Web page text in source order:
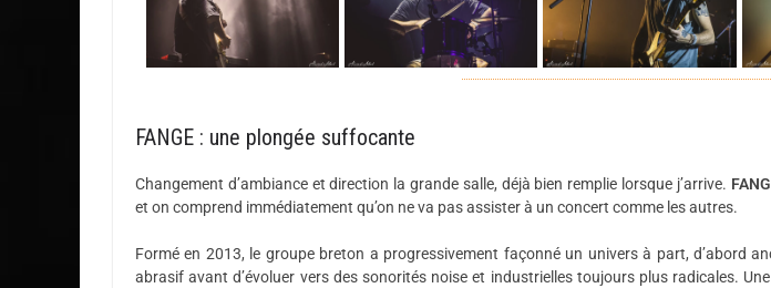
FANGE : une plongée suffocante
Changement d’ambiance et direction la grande salle, déjà bien remplie lorsque j’arrive.
et on comprend immédiatement qu’on ne va pas assister à un concert comme les autres.
Formé en 2013, le groupe breton a progressivement façonné un univers à part, d’abord
abrasif avant d’évoluer vers des sonorités noise et industrielles toujours plus radicales.